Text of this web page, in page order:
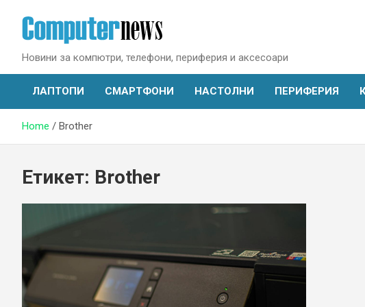
content
Новини за компютри, телефони, периферия и аксесоари
ЛАПТОПИ СМАРТФОНИ НАСТОЛНИ ПЕРИФЕРИЯ
Home Brother
Етикет: Brother